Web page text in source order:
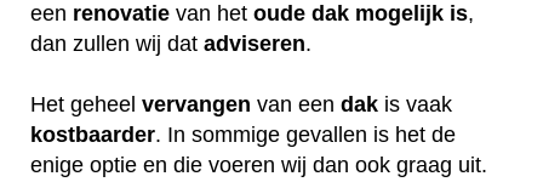
een renovatie van het oude dak mogelijk is,
dan zullen wij dat adviseren.
Het geheel vervangen van een dak is vaak
kostbaarder. In sommige gevallen is het de
enige optie en die voeren wij dan ook graag uit.